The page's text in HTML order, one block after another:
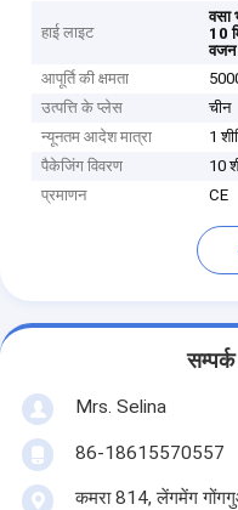
हाई लाइट
वसा
10
वजन
आपूर्ति की क्षमता
उत्पत्ति के प्लेस
चीन
न्यूनतम आदेश मात्रा
1
पैकेजिंग विवरण
10
प्रमाणन
CE
Mrs. Selina
86-18615570557
कमरा 814, लेंगमेंग